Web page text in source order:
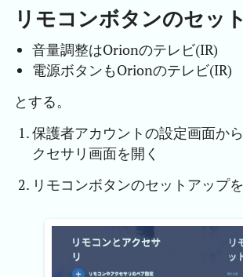
リモコンボタンのセッ
音量調整はOrionのテレビ(IR)
電源ボタンもOrionのテレビ(IR)
とする。
保護者アカウントの設定画面か
クセサリ画面を開く
リモコンボタンのセットアップ